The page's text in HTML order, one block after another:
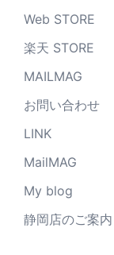
Web STORE
楽天 STORE
MAILMAG
お問い合わせ
LINK
MailMAG
My blog
静岡店のご案内